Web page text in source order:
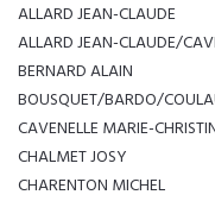
ALLARD JEAN-CLAUDE
ALLARD JEAN-CLAUDE/
BERNARD ALAIN
BOUSQUET/BARDO/
CAVENELLE MARIE-
CHALMET JOSY
CHARENTON MICHEL